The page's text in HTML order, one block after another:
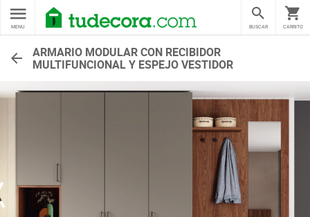
MENU CARRITO
BUSCAR
ARMARIO MODULAR CON RECIBIDOR
MULTIFUNCIONAL Y ESPEJO VESTIDOR